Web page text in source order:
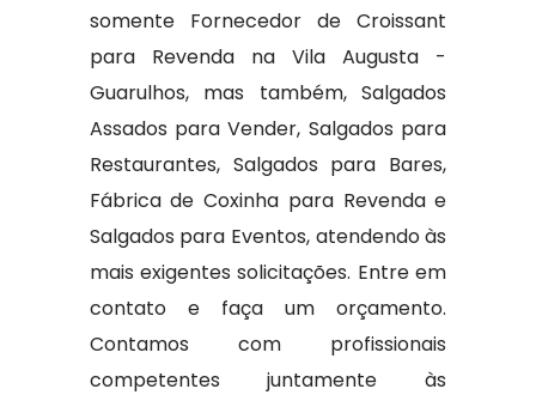
somente Fornecedor de Croissant
para Revenda na Vila Augusta -
Guarulhos, mas também, Salgados
Assados para Vender, Salgados para
Restaurantes, Salgados para Bares,
Fábrica de Coxinha para Revenda e
Salgados para Eventos, atendendo às
mais exigentes solicitações. Entre em
contato e faça um orçamento.
Contamos com profissionais
competentes juntamente às